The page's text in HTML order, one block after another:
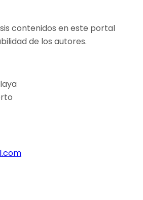
contenidos en este portal
de los autores.